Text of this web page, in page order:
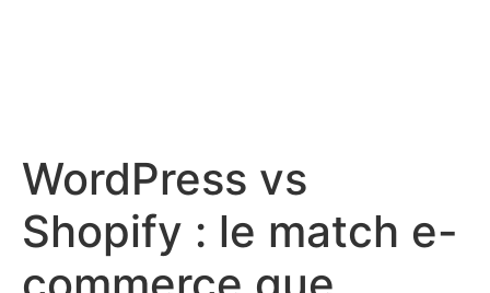
WordPress vs
Shopify : le match e-